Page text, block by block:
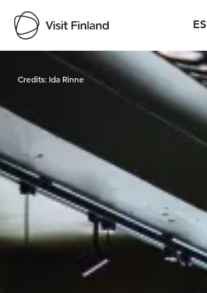
ES
Visit Finland
Credits: Ida Rinne